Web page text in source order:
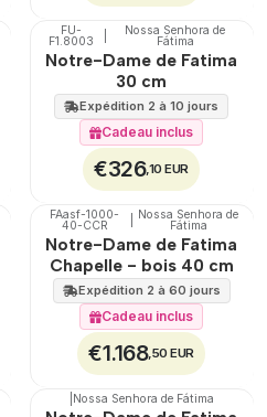
🇵🇹 100%
FU-
F1.8003
Nossa Senhora de
Fátima
Notre-Dame de Fatima
30 cm
Expédition 2 à 10 jours
Cadeau inclus
€326,10 EUR
🇵🇹 100%
TOP
FAasf-1000-
40-CCR
Nossa Senhora de
Fátima
Notre-Dame de Fatima
Chapelle - bois 40 cm
Expédition 2 à 60 jours
Cadeau inclus
€1.168,50 EUR
🇵🇹
Nossa Senhora de Fátima